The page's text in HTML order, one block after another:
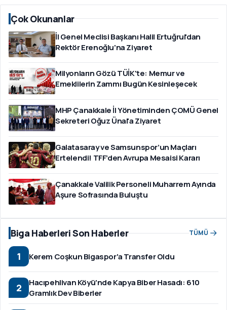
Çok Okunanlar
İl Genel Meclisi Başkanı Halil Ertuğrul'dan
Rektör Erenoğlu'na Ziyaret
Milyonların Gözü TÜİK'te: Memur ve
Emeklilerin Zammı Bugün Kesinleşecek
MHP Çanakkale İl Yönetiminden ÇOMÜ Genel
Sekreteri Oğuz Ünal'a Ziyaret
Galatasaray ve Samsunspor’un Maçları
Ertelendi! TFF’den Avrupa Mesaisi Kararı
Çanakkale Valilik Personeli Muharrem Ayında
Aşure Sofrasında Buluştu
Biga Haberleri Son Haberler TÜMÜ
1 Kerem Coşkun Bigaspor'a Transfer Oldu
2
Hacıpehlivan Köyü'nde Kapya Biber Hasadı: 610
Gramlık Dev Biberler